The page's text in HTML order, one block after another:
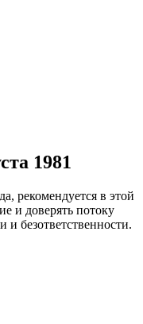
1981
рекомендуется в этой
и доверять потоку
и безответственности.